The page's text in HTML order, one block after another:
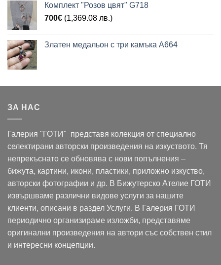
Комплект "Розов цвят" G718
700€ (1,369.08 лв.)
Златен медальон с три камъка A664
ЗА НАС
Галерия "ГОТИ" представя колекция от специално
селектирани авторски произведения на изкуството. Тя
непрекъснато се обновява с нови попълнения –
бижута, картини, икони, пластики, приложно изкуство,
авторски фотографии и др. В Бижутерско Ателие ГОТИ
извършваме различни видове услуги за нашите
клиенти, описани в раздел Услуги. В Галерия ГОТИ
периодично организираме изложби, представяме
оригинални произведения на автори със собствен стил
и интересни концепции.